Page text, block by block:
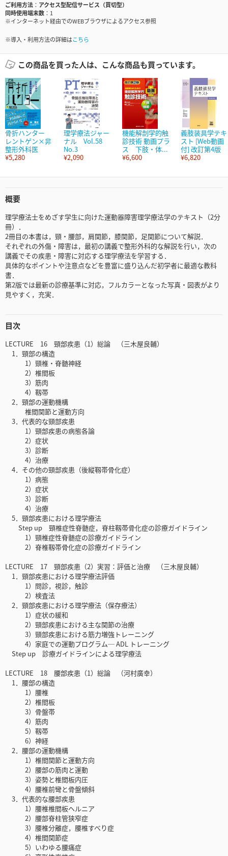
ご利用方法
アクセス型配信サービス（買切型）
同時使用端末数
1
※インターネット経由でのWEBブラウザによるアクセス参照
※導入・利用方法の詳細はこちら
この商品を買った人は、こんな商品も買っています。
骨折ハンター
レントゲン×非
整形外科医
¥5,280
理学療法ジャー
ナル Vol.58
No.3
¥2,090
機能解剖学的触
診技術 動画プラ
ス 下肢・体...
¥6,600
義肢装具学テキ
スト [Web動画
付] 改訂第4版
¥6,820
概要
理学療法士をめざす学生に向けた運動器障害理学療法学のテキスト（2分
冊）．
2冊目の本書は，頸・腰部，肩関節，膝関節，足関節について解説．
それぞれの外傷・障害は，最初の講義で整形外科的な解説を行い，次の
講義でその疾患・障害に対応する理学療法を学習する．
具体的なポイントや注意点などを豊富に盛り込んだ初学者に最適な教科
書．
第2版では最新の診療基準に対応，フルカラーとなった写真・図表がより
見やすく，充実．
目次
LECTURE 16 頸部疾患（1）総論 （三木屋良輔）
1．頸部の構造
1）頸椎・脊髄神経
2）椎間板
3）筋肉
4）靱帯
2．頸部の運動機構
椎間関節と運動方向
3．代表的な頸部疾患
1）頸部疾患の病態各論
2）症状
3）診断
4）治療
4．その他の頸部疾患（後縦靱帯骨化症）
1）病態
2）症状
3）診断
4）治療
5．頸部疾患における理学療法
Step up 頸椎症性脊髄症，脊柱靱帯骨化症の診療ガイドライン
1）頸椎症性脊髄症の診療ガイドライン
2）脊椎靱帯骨化症の診療ガイドライン
LECTURE 17 頸部疾患（2）実習：評価と治療 （三木屋良輔）
1．頸部疾患における理学療法評価
1）問診，視診，触診
2）検査法
2．頸部疾患における理学療法（保存療法）
1）症状の緩和
2）頸部疾患における主な関節の治療
3）頸部疾患における筋力増強トレーニング
4）家庭での運動プログラム─ ADL トレーニング
Step up 診療ガイドラインによる理学療法
LECTURE 18 腰部疾患（1）総論 （河村廣幸）
1．腰部の構造
1）腰椎
2）椎間板
3）骨盤帯
4）筋肉
5）靱帯
6）神経
2．腰部の運動機構
1）椎間関節と運動方向
2）腰部の筋肉と運動
3）姿勢と椎間板内圧
4）腰椎前彎と骨盤傾斜
3．代表的な腰部疾患
1）腰椎椎間板ヘルニア
2）腰部脊柱管狭窄症
3）腰椎分離症，腰椎すべり症
4）椎間関節症
5）いわゆる腰痛症